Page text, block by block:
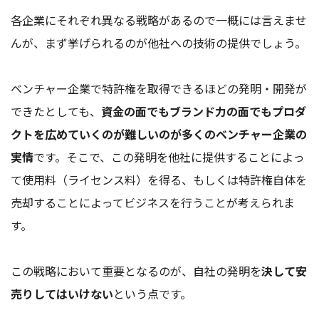
各企業にそれぞれ異なる戦略があるので一概には言えませ
んが、まず挙げられるのが他社への技術の提供でしょう。
ベンチャー企業で特許権を取得できるほどの発明・開発が
できたとしても、 資金の面でもブランド力の面でもプロダ
クトを広めていくのが難しいのが多くのベンチャー企業の
実情です。そこで、この発明を他社に提供することによっ
て使用料（ライセンス料）を得る、もしくは特許権自体を
売却することによってビジネスを行うことが考えられま
す。
この戦略において重要となるのが、自社の発明を決して安
売りしてはいけないという点です。